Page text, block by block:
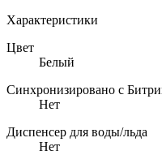
Характеристики
Цвет
Белый
Синхронизировано с
Нет
Диспенсер для воды/льда
Нет